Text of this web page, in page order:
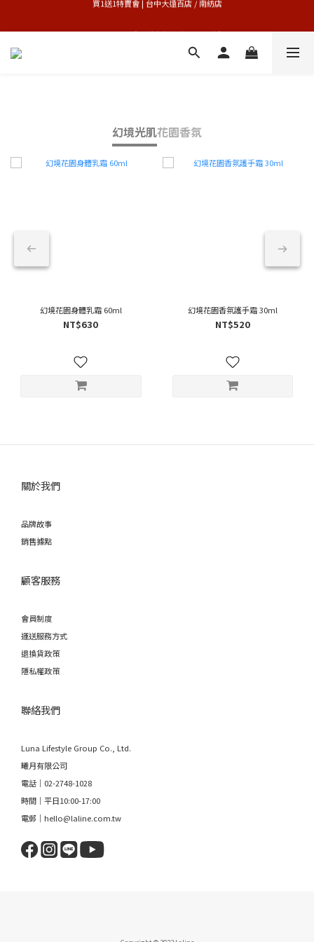
專櫃加碼活動 | 尊寵指定系列2件88折
幻境光肌花園香氛
幻境花園身體乳霜 60ml
NT$630
幻境花園香氛護手霜 30ml
NT$520
關於我們
品牌故事
銷售據點
顧客服務
會員制度
運送服務方式
退換貨政策
隱私權政策
聯絡我們
Luna Lifestyle Group Co., Ltd.
曦月有限公司
電話｜02-2748-1028
時間｜平日10:00-17:00
電郵｜hello@laline.com.tw